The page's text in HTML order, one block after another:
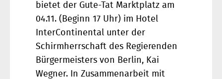
bietet der Gute-Tat Marktplatz am
04.11. (Beginn 17 Uhr) im Hotel
InterContinental unter der
Schirmherrschaft des Regierenden
Bürgermeisters von Berlin, Kai
Wegner. In Zusammenarbeit mit